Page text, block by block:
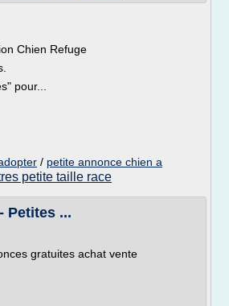
Chien Refuge
pour...
/ petite annonce chien a
petite taille race
Petites ...
gratuites achat vente